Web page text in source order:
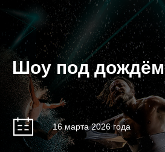
Шоу под дождём
16 марта 2026 года